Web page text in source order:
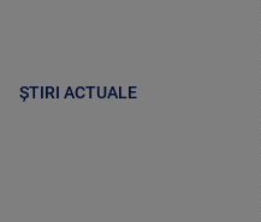
ȘTIRI ACTUALE